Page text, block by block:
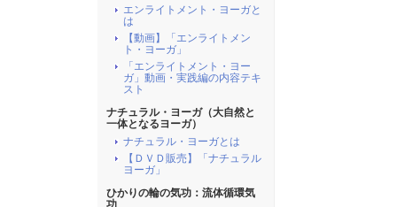
エンライトメント・ヨーガと
は
【動画】「エンライトメン
ト・ヨーガ」
「エンライトメント・ヨー
ガ」動画・実践編の内容テキ
スト
ナチュラル・ヨーガ（大自然と
一体となるヨーガ）
ナチュラル・ヨーガとは
【ＤＶＤ販売】「ナチュラル
ヨーガ」
ひかりの輪の気功：流体循環気
功